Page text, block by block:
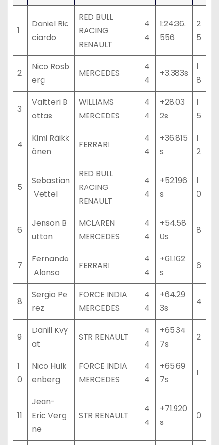
1
Daniel Ric
ciardo
RED BULL
RACING
RENAULT
4
4
1:24:36.
556
2
5
2
Nico Rosb
erg
MERCEDES
4
4
+3.383s
1
8
3
Valtteri B
ottas
WILLIAMS
MERCEDES
4
4
+28.03
2s
1
5
4
Kimi Räikk
önen
FERRARI
4
4
+36.815
s
1
2
5
Sebastian
Vettel
RED BULL
RACING
RENAULT
4
4
+52.196
s
1
0
6
Jenson B
utton
MCLAREN
MERCEDES
4
4
+54.58
0s
8
7
Fernando
Alonso
FERRARI
4
4
+61.162
s
6
8
Sergio Pe
rez
FORCE INDIA
MERCEDES
4
4
+64.29
3s
4
9
Daniil Kvy
at
STR RENAULT
4
4
+65.34
7s
2
1
0
Nico Hulk
enberg
FORCE INDIA
MERCEDES
4
4
+65.69
7s
1
11
Jean-
Eric Verg
ne
STR RENAULT
4
4
+71.920
s
0